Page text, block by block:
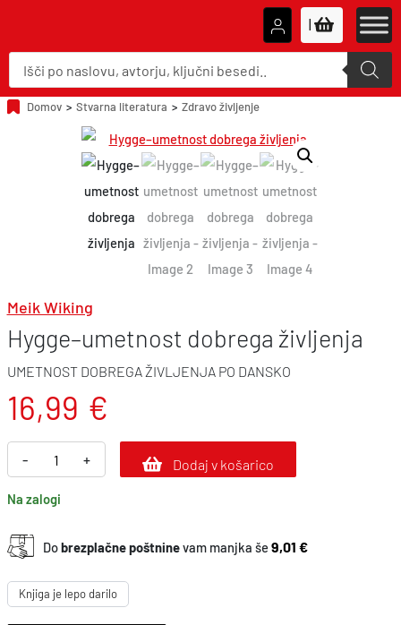
P
o
d
u
c
|
Domov > Stvarna literatura > Zdravo življenje
Meik Wiking
Hygge–umetnost dobrega življenja
UMETNOST DOBREGA ŽIVLJENJA PO DANSKO
16,99 €
-
y
g
g
e
–
u
+ Dodaj v košarico
Na zalogi
Dobrezplačne poštninevam manjka še9,01 €
Knjiga je lepo darilo